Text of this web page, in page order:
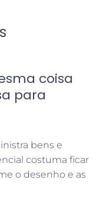
coisa
para
bens e
costuma ficar
o desenho e as